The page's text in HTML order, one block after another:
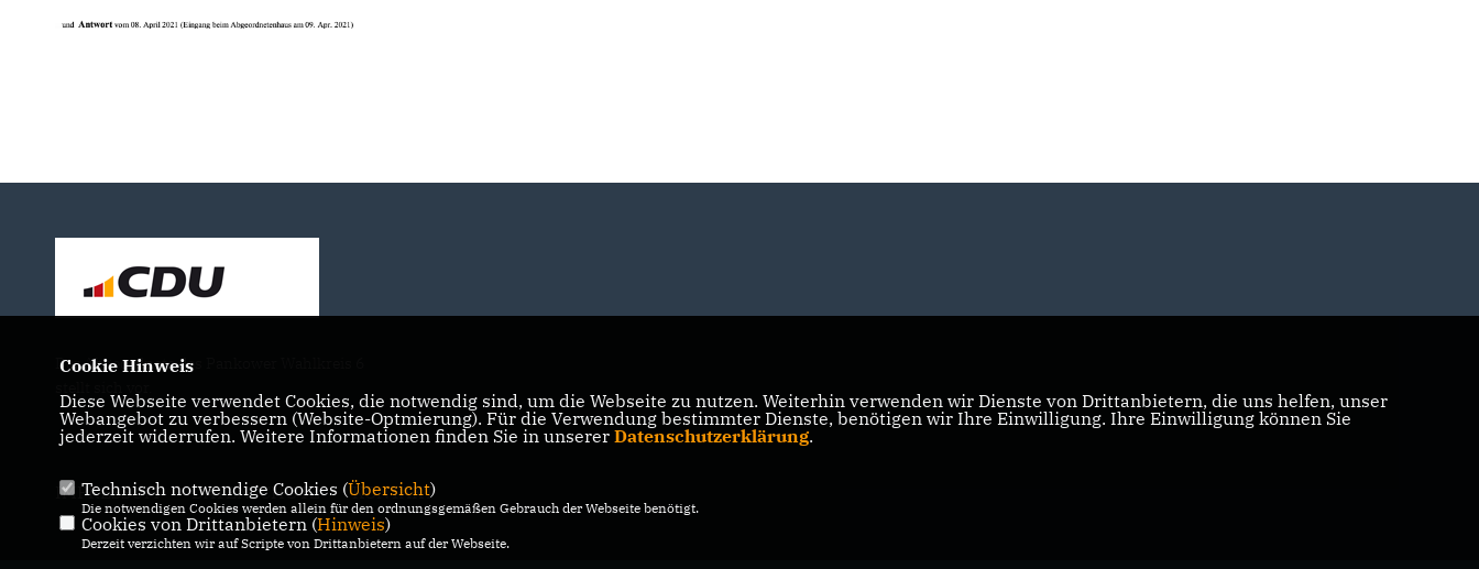
Der Abgeordnete des Pankower Wahlkreis 6
IMPRESSUM DATENSCHUTZ KONTAKT
Cookie Hinweis
Diese Webseite verwendet Cookies, die notwendig sind, um die Webseite zu nutzen. Weiterhin verwenden wir Dienste von Drittanbietern, die uns helfen, unser
Webangebot zu verbessern (Website-Optmierung). Für die Verwendung bestimmter Dienste, benötigen wir Ihre Einwilligung. Ihre Einwilligung können Sie
jederzeit widerrufen. Weitere Informationen finden Sie in unserer Datenschutzerklärung.
Technisch notwendige Cookies (Übersicht)
Die notwendigen Cookies werden allein für den ordnungsgemäßen Gebrauch der Webseite benötigt.
Cookies von Drittanbietern (Hinweis)
Derzeit verzichten wir auf Scripte von Drittanbietern auf der Webseite.